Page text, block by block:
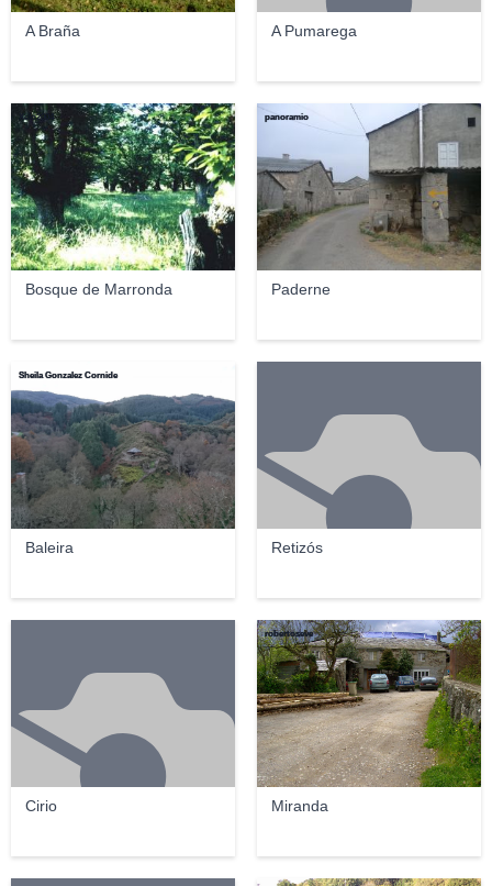
A Braña A Pumarega
Bosque de Marronda
Xelo2004
Paderne
panoramio
Baleira
Sheila Gonzalez Cornide
Retizós
Cirio Miranda
robertoseve